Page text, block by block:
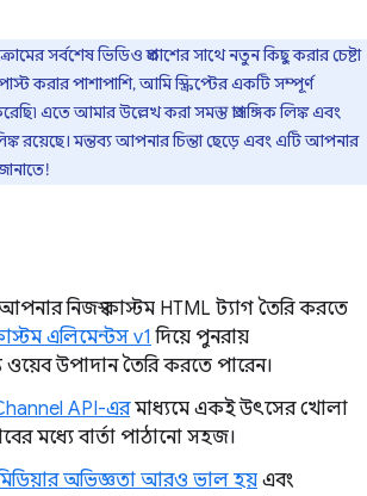
সর্বশেষ ভিডিও প্রকাশের সাথে নতুন কিছু করার চেষ্টা
করার পাশাপাশি, আমি স্ক্রিপ্টের একটি সম্পূর্ণ
এতে আমার উল্লেখ করা সমস্ত প্রাসঙ্গিক লিঙ্ক এবং
রয়েছে। মন্তব্য আপনার চিন্তা ছেড়ে এবং এটি আপনার
নিজস্ব কাস্টম HTML ট্যাগ তৈরি করতে
এলিমেন্টস v1 দিয়ে পুনরায়
ওয়েব উপাদান তৈরি করতে পারেন।
API-এরমাধ্যমে একই উৎসের খোলা
মধ্যে বার্তা পাঠানো সহজ।
অভিজ্ঞতা আরও ভাল হয় এবং